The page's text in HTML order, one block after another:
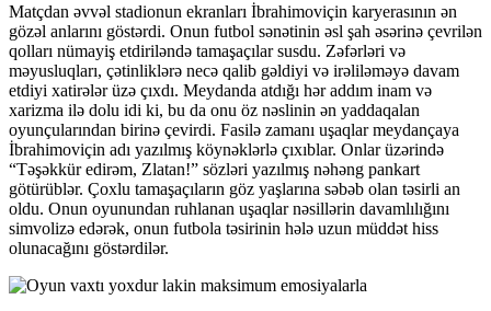
Matçdan əvvəl stadionun ekranları İbrahimoviçin karyerasının ən
gözəl anlarını göstərdi. Onun futbol sənətinin əsl şah əsərinə çevrilən
qolları nümayiş etdiriləndə tamaşaçılar susdu. Zəfərləri və
məyusluqları, çətinliklərə necə qalib gəldiyi və irəliləməyə davam
etdiyi xatirələr üzə çıxdı. Meydanda atdığı hər addım inam və
xarizma ilə dolu idi ki, bu da onu öz nəslinin ən yaddaqalan
oyunçularından birinə çevirdi. Fasilə zamanı uşaqlar meydançaya
İbrahimoviçin adı yazılmış köynəklərlə çıxıblar. Onlar üzərində
“Təşəkkür edirəm, Zlatan!” sözləri yazılmış nəhəng pankart
götürüblər. Çoxlu tamaşaçıların göz yaşlarına səbəb olan təsirli an
oldu. Onun oyunundan ruhlanan uşaqlar nəsillərin davamlılığını
simvolizə edərək, onun futbola təsirinin hələ uzun müddət hiss
olunacağını göstərdilər.